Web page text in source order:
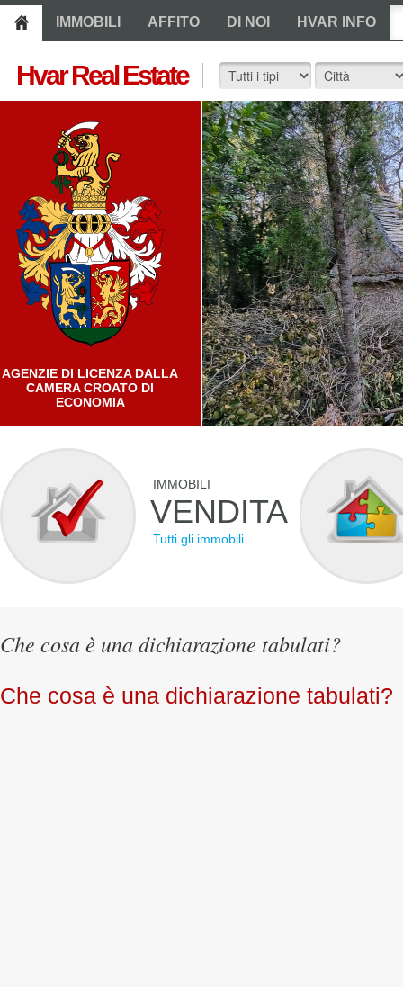
IMMOBILI AFFITO DI NOI HVAR INFO
Hvar Real Estate
AGENZIE DI LICENZA DALLA
CAMERA CROATO DI
ECONOMIA
IMMOBILI
VENDITA
Tutti gli immobili
Che cosa è una dichiarazione tabulati?
Che cosa è una dichiarazione tabulati?